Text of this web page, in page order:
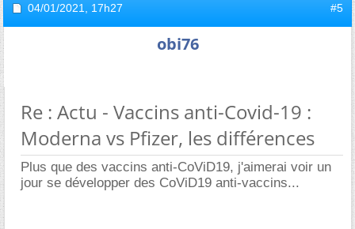
04/01/2021, 17h27 #5
obi76
Re : Actu - Vaccins anti-Covid-19 :
Moderna vs Pfizer, les différences
Plus que des vaccins anti-CoViD19, j'aimerai voir un
jour se développer des CoViD19 anti-vaccins...